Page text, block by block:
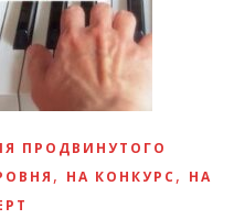
ПРОДВИНУТОГО
, НА КОНКУРС , НА